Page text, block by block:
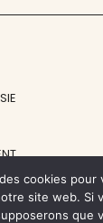
cookies pour
site web. Si
que